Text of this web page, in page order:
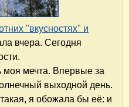
"вкусностях" и
вчера. Сегодня
моя мечта. Впервые за
выходной день.
я обожала бы её: и